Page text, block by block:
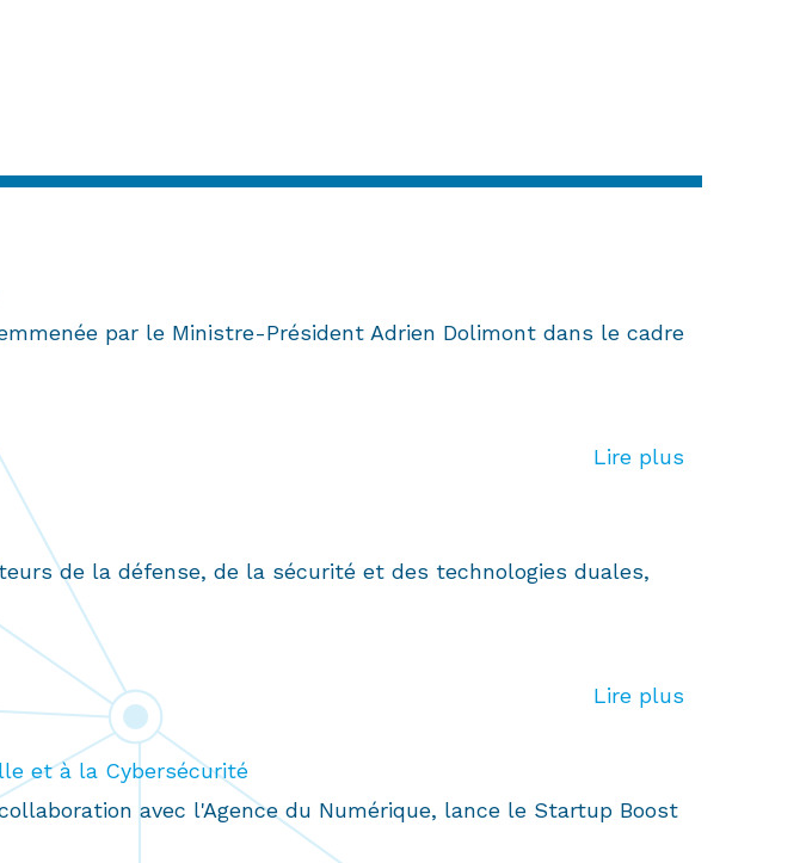
par le Ministre-Président Adrien Dolimont dans le cadre
Lire plus
de la défense, de la sécurité et des technologies duales,
Lire plus
et à la Cybersécurité
avec l'Agence du Numérique, lance le Startup Boost